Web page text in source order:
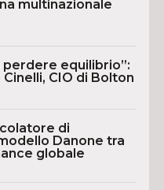
multinazionale
perdere equilibrio”:
Cinelli, CIO di Bolton
di
Danone tra
globale